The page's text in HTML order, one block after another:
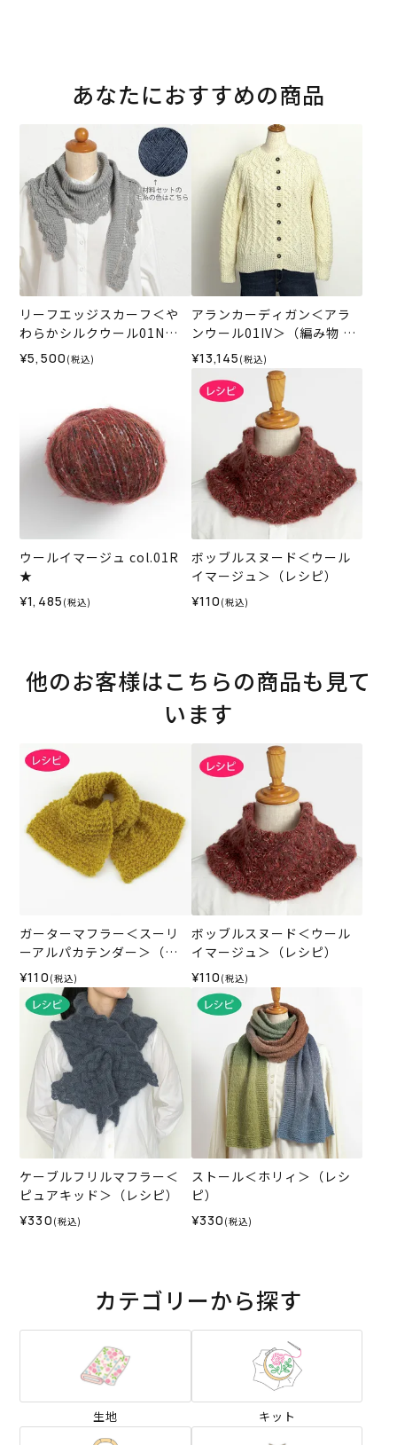
あなたにおすすめの商品
リーフエッジスカーフ＜や
わらかシルクウール01N＞
（編み物 材料セット）
¥5,500 (税込)
アランカーディガン＜アラ
ンウール01IV＞（編み物 材
料セット）
¥13,145 (税込)
ウールイマージュ col.01R
★
¥1,485 (税込)
ボッブルスヌード＜ウール
イマージュ＞（レシピ）
¥110 (税込)
他のお客様はこちらの商品も見て
います
ガーターマフラー＜スーリ
ーアルパカテンダー＞（レ
シピ）
¥110 (税込)
ボッブルスヌード＜ウール
イマージュ＞（レシピ）
¥110 (税込)
ケーブルフリルマフラー＜
ピュアキッド＞（レシピ）
¥330 (税込)
ストール＜ホリィ＞（レシ
ピ）
¥330 (税込)
カテゴリーから探す
生地 キット